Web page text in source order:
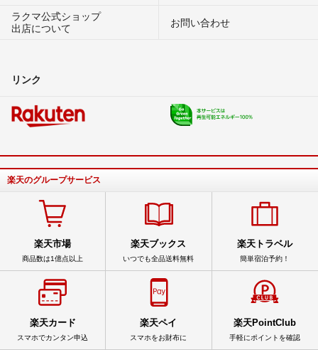
ラクマ公式ショップ
出店について
お問い合わせ
リンク
楽天のグループサービス
楽天市場
商品数は1億点以上
楽天ブックス
いつでも全品送料無料
楽天トラベル
簡単宿泊予約！
楽天カード
スマホでカンタン申込
楽天ペイ
スマホをお財布に
楽天PointClub
手軽にポイントを確認